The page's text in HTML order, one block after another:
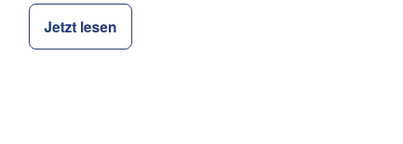
Jetzt lesen